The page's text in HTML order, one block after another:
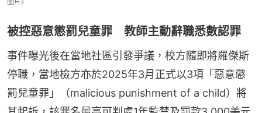
被控惡意懲罰兒童罪 教師主動辭職悉數認罪
事件曝光後在當地社區引發爭議，校方隨即將羅傑斯
停職，當地檢方亦於2025年3月正式以3項「惡意懲
罰兒童罪」（malicious punishment of a child）將